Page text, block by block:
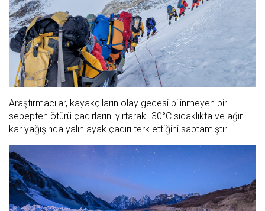
Araştırmacılar, kayakçıların olay gecesi bilinmeyen bir
sebepten ötürü çadırlarını yırtarak -30°C sıcaklıkta ve ağır
kar yağışında yalın ayak çadırı terk ettiğini saptamıştır.